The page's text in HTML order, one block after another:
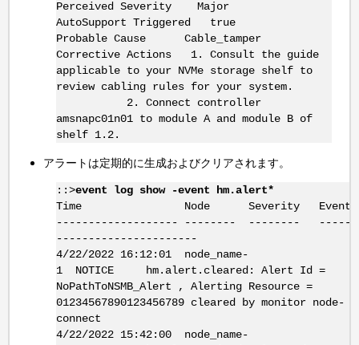
Perceived Severity Major
AutoSupport Triggered true
Probable Cause Cable_tamper
Corrective Actions 1. Consult the guide
applicable to your NVMe storage shelf to
review cabling rules for your system.
2. Connect controller
amsnapc01n01 to module A and module B of
shelf 1.2.
アラートは定期的に生成およびクリアされます。
::>event log show -event hm.alert*
Time Node Severity Event
------------------- -------- -------- -----
----------------------
4/22/2022 16:12:01 node_name-
1 NOTICE hm.alert.cleared: Alert Id =
NoPathToNSMB_Alert , Alerting Resource =
01234567890123456789 cleared by monitor node-
connect
4/22/2022 15:42:00 node_name-